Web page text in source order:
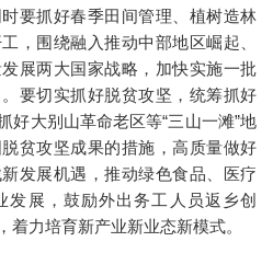
要抓好春季田间管理、植树造林
，围绕融入推动中部地区崛起、
展两大国家战略，加快实施一批
要切实抓好脱贫攻坚，统筹抓好
好大别山革命老区等“三山一滩”地
贫攻坚成果的措施，高质量做好
发展机遇，推动绿色食品、医疗
发展，鼓励外出务工人员返乡创
着力培育新产业新业态新模式。